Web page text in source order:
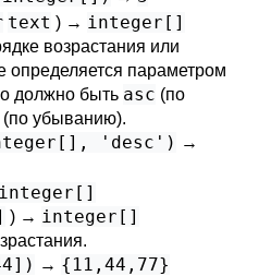
text ) → integer[]
возрастания или
параметром
должно быть asc (по
(по убыванию).
'desc') →
integer[]
) → integer[]
→ {11,44,77}